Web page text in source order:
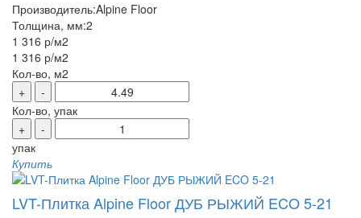
Производитель:Alpine Floor
Толщина, мм:2
1 316 р/м2
1 316 р/м2
Кол-во, м2
+
-
Кол-во, упак
+
-
упак
Купить
LVT-Плитка Alpine Floor ДУБ РЫЖИЙ ECO 5-21